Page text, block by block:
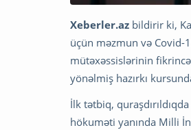
Xeberler.az bildirir ki,
üçün məzmun və Covid-
mütəxəssislərinin
yönəlmiş hazırkı
İlk tətbiq,
hökuməti yanında Milli